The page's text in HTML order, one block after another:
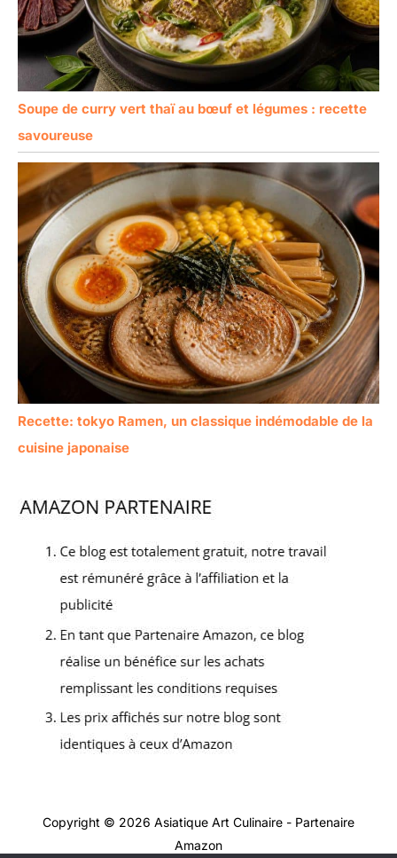
Soupe de curry vert thaï au bœuf et légumes : recette
savoureuse
Recette: tokyo Ramen, un classique indémodable de la
cuisine japonaise
Copyright © 2026 Asiatique Art Culinaire - Partenaire
Amazon